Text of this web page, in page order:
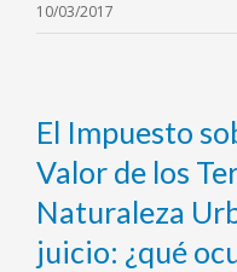
10/03/2017
El Impuesto
Valor de los
Naturaleza
juicio: ¿qué